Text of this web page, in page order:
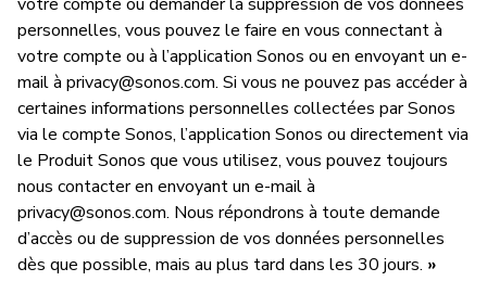
personnelles, vous pouvez le faire en vous connectant à
votre compte ou à l’application Sonos ou en envoyant un e-
mail à privacy@sonos.com. Si vous ne pouvez pas accéder à
certaines informations personnelles collectées par Sonos
via le compte Sonos, l’application Sonos ou directement via
le Produit Sonos que vous utilisez, vous pouvez toujours
nous contacter en envoyant un e-mail à
privacy@sonos.com. Nous répondrons à toute demande
d’accès ou de suppression de vos données personnelles
dès que possible, mais au plus tard dans les 30 jours. »